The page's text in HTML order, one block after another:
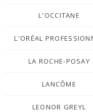
L'OCCITANE
L'ORÉAL
LA ROCHE-POSAY
LANCÔME
LEONOR GREYL